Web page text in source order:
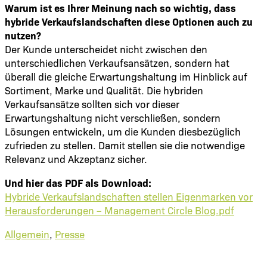
Warum ist es Ihrer Meinung nach so wichtig, dass
hybride Verkaufslandschaften diese Optionen auch zu
nutzen?
Der Kunde unterscheidet nicht zwischen den
unterschiedlichen Verkaufsansätzen, sondern hat
überall die gleiche Erwartungshaltung im Hinblick auf
Sortiment, Marke und Qualität. Die hybriden
Verkaufsansätze sollten sich vor dieser
Erwartungshaltung nicht verschließen, sondern
Lösungen entwickeln, um die Kunden diesbezüglich
zufrieden zu stellen. Damit stellen sie die notwendige
Relevanz und Akzeptanz sicher.
Und hier das PDF als Download:
Hybride Verkaufslandschaften stellen Eigenmarken vor
Herausforderungen – Management Circle Blog.pdf
Allgemein, Presse